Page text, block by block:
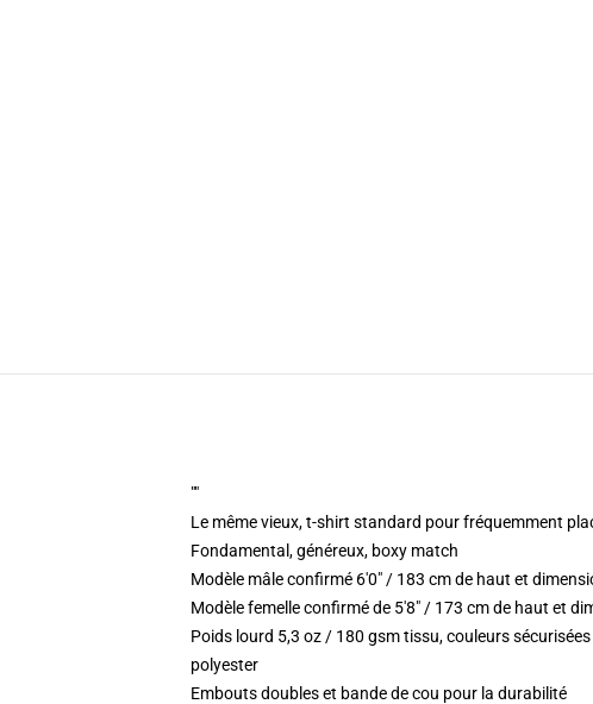
""
Le même vieux, t-shirt standard pour fréquemment
Fondamental, généreux, boxy match
Modèle mâle confirmé 6'0" / 183 cm de haut et
Modèle femelle confirmé de 5'8" / 173 cm de haut et
Poids lourd 5,3 oz / 180 gsm tissu, couleurs
polyester
Embouts doubles et bande de cou pour la durabilité